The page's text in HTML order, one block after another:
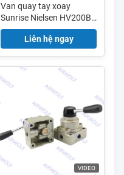
Van quay tay xoay
Sunrise Nielsen HV200B,
HV200D dòng HV 4/2
chiều 1/4"Liên hệ ngay
VIDEO